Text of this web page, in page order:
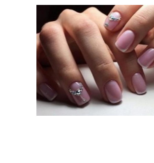
Металлический
маникюр